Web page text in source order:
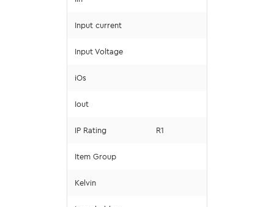
Input current
Input Voltage
iOs
Iout
IP Rating R1
Item Group
Kelvin